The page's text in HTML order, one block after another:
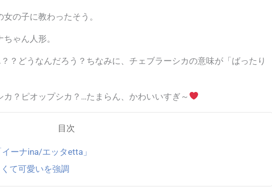
の子に教わったそう。
ゃん人形。
？どうなんだろう？ちなみに、チェブラーシカの意味が 「ばったり
？ピオップシカ？…たまらん、かわいいすぎ～
目次
ーナina/エッタetta」
て可愛いを強調